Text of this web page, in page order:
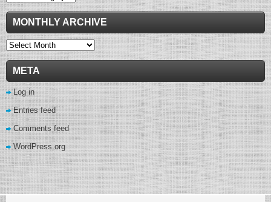
MONTHLY ARCHIVE
Monthly
Archive
META
Log in
Entries feed
Comments feed
WordPress.org